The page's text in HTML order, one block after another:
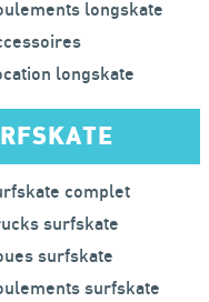
longskate
longskate
complet
surfskate
surfskate
surfskate